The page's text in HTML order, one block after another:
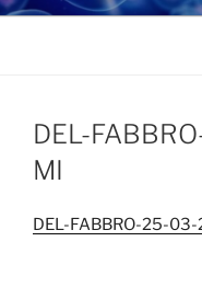
DEL-
MI
DEL-FABBRO-25-